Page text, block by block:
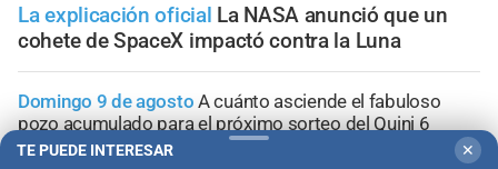
La explicación oficial La NASA anunció que un
cohete de SpaceX impactó contra la Luna
Domingo 9 de agosto A cuánto asciende el fabuloso
pozo acumulado para el próximo sorteo del Quini 6
TE PUEDE INTERESAR ✕